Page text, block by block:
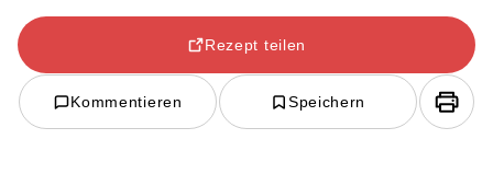
Rezept teilen
Kommentieren Speichern